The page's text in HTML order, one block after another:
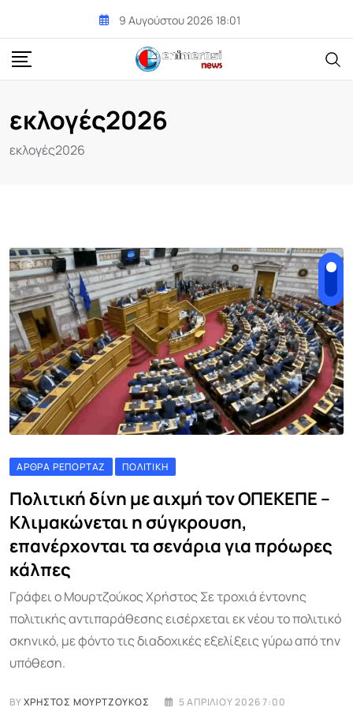
content
9 Αυγούστου 2026 18:01
εκλογές2026
εκλογές2026
ΆΡΘΡΑ ΡΕΠΟΡΤΆΖ ΠΟΛΙΤΙΚΉ
Πολιτική δίνη με αιχμή τον ΟΠΕΚΕΠΕ –
Κλιμακώνεται η σύγκρουση,
επανέρχονται τα σενάρια για πρόωρες
κάλπες
Γράφει ο Μουρτζούκος Χρήστος Σε τροχιά έντονης
πολιτικής αντιπαράθεσης εισέρχεται εκ νέου το πολιτικό
σκηνικό, με φόντο τις διαδοχικές εξελίξεις γύρω από την
υπόθεση.
BYΧΡΉΣΤΟΣ ΜΟΥΡΤΖΟΎΚΟΣ 5 ΑΠΡΙΛΊΟΥ 2026 7:00